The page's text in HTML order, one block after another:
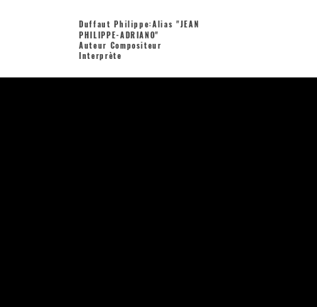
Duffaut Philippe:Alias "JEAN
PHILIPPE-ADRIANO"
Auteur Compositeur
Interprète